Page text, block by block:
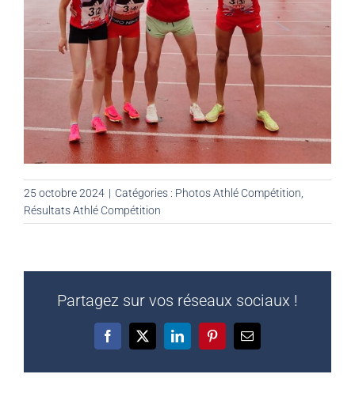
25 octobre 2024 | Catégories : Photos Athlé Compétition
Résultats Athlé Compétition
Partagez sur vos réseaux sociaux !
Facebook
X LinkedInPinterestEmail